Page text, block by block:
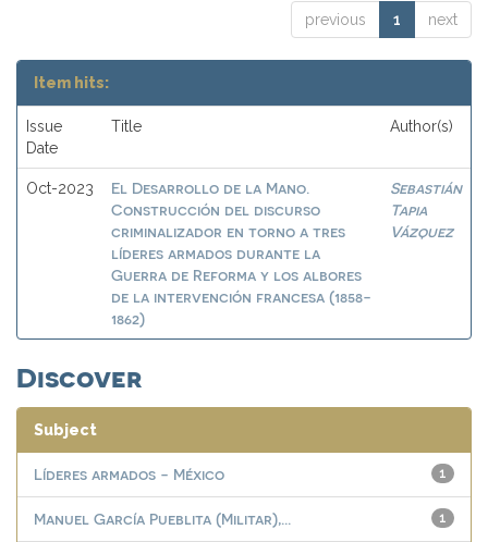
previous 1 next
Item hits:
Issue
Date
Title Author(s)
Oct-2023
El Desarrollo de la Mano.
Construcción del discurso
criminalizador en torno a tres
líderes armados durante la
Guerra de Reforma y los albores
de la intervención francesa (1858-
1862)
Sebastián
Tapia
Vázquez
Discover
Subject
1
Líderes armados - México
1
Manuel García Pueblita (Militar),...